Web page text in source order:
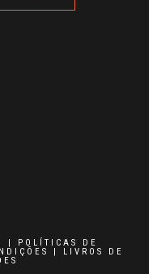
|
POLÍTICAS DE
LIVROS DE